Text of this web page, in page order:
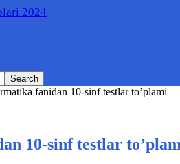
2024
fanidan 10-sinf testlar to’plami
10-sinf testlar